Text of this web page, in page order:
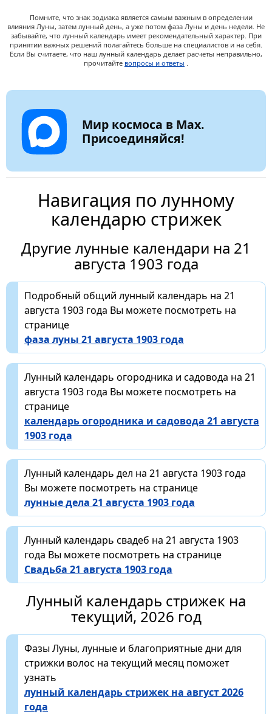
Помните, что знак зодиака является самым важным в определении
влияния Луны, затем лунный день, а уже потом фаза Луны и день недели. Не
забывайте, что лунный календарь имеет рекомендательный характер. При
принятии важных решений полагайтесь больше на специалистов и на себя.
Если Вы считаете, что наш лунный календарь делает расчеты неправильно,
прочитайте вопросы и ответы .
Мир космоса в Max.
Присоединяйся!
Навигация по лунному
календарю стрижек
Другие лунные календари на 21
августа 1903 года
Подробный общий лунный календарь на 21
августа 1903 года Вы можете посмотреть на
странице
фаза луны 21 августа 1903 года
Лунный календарь огородника и садовода на 21
августа 1903 года Вы можете посмотреть на
странице
календарь огородника и садовода 21 августа
1903 года
Лунный календарь дел на 21 августа 1903 года
Вы можете посмотреть на странице
лунные дела 21 августа 1903 года
Лунный календарь свадеб на 21 августа 1903
года Вы можете посмотреть на странице
Свадьба 21 августа 1903 года
Лунный календарь стрижек на
текущий, 2026 год
Фазы Луны, лунные и благоприятные дни для
стрижки волос на текущий месяц поможет
узнать
лунный календарь стрижек на август 2026
года